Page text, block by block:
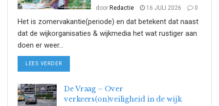
door Redactie 16 JULI 2026 0
Het is zomervakantie(periode) en dat betekent dat naast
dat de wijkorganisaties & wijkmedia het wat rustiger aan
doen er weer...
LEES VERDER
De Vraag – Over
verkeers(on)veiligheid in de wijk